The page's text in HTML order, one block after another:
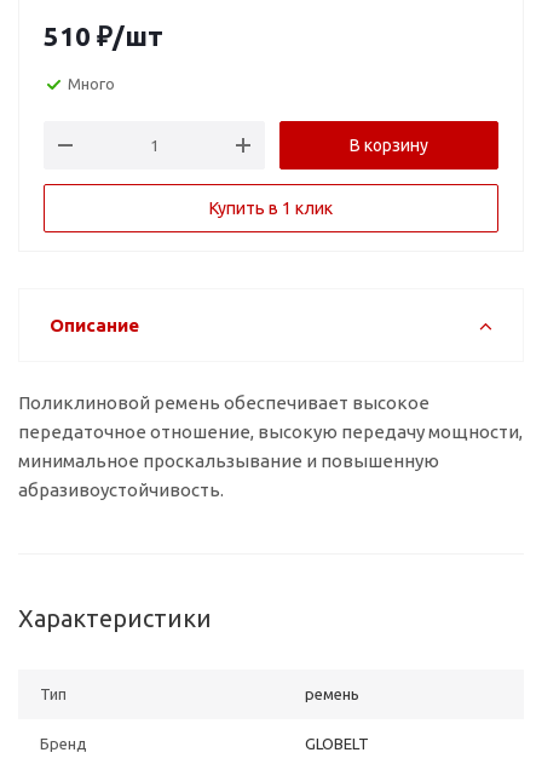
510 ₽/шт
Много
В корзину
Купить в 1 клик
Описание
Поликлиновой ремень обеспечивает высокое
передаточное отношение, высокую передачу мощности,
минимальное проскальзывание и повышенную
абразивоустойчивость.
Характеристики
Тип ремень
Бренд GLOBELT